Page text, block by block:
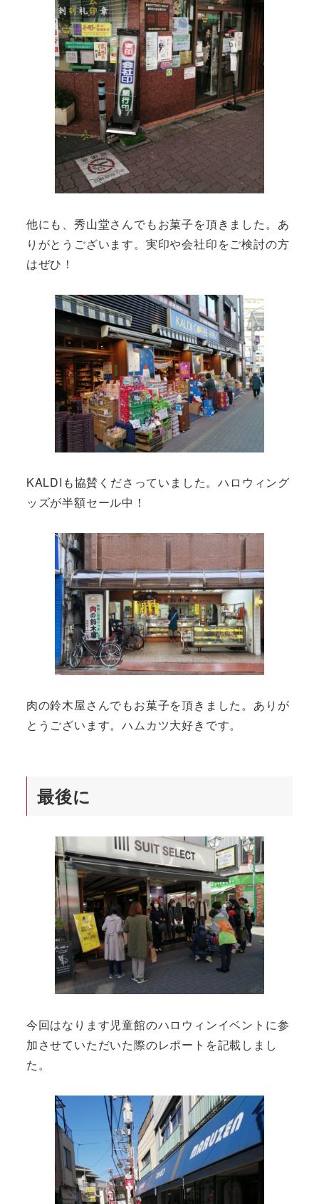
他にも、秀山堂さんでもお菓子を頂きました。あ
りがとうございます。実印や会社印をご検討の方
はぜひ！
KALDIも協賛くださっていました。ハロウィング
ッズが半額セール中！
肉の鈴木屋さんでもお菓子を頂きました。ありが
とうございます。ハムカツ大好きです。
最後に
今回はなります児童館のハロウィンイベントに参
加させていただいた際のレポートを記載しまし
た。